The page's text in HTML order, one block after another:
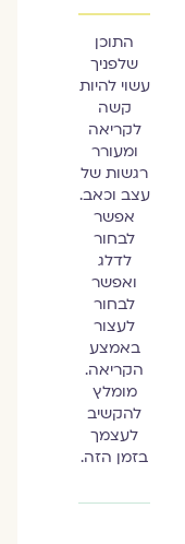
התוכן
שלפניך
עשוי להיות
קשה
לקריאה
ומעורר
רגשות של
עצב וכאב.
אפשר
לבחור
לדלג
ואפשר
לבחור
לעצור
באמצע
הקריאה.
מומלץ
להקשיב
לעצמך
בזמן הזה.